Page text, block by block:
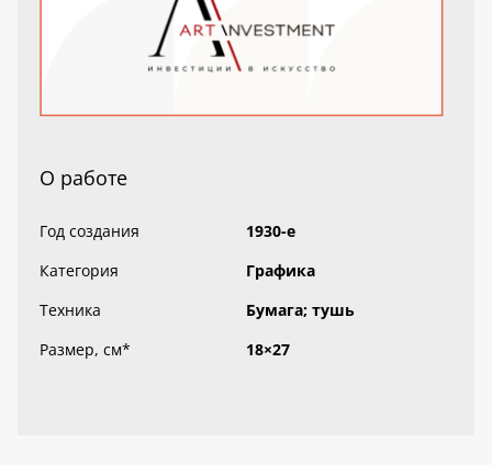
О работе
Год создания
1930-е
Категория
Графика
Техника
Бумага; тушь
Размер, см* 18×27